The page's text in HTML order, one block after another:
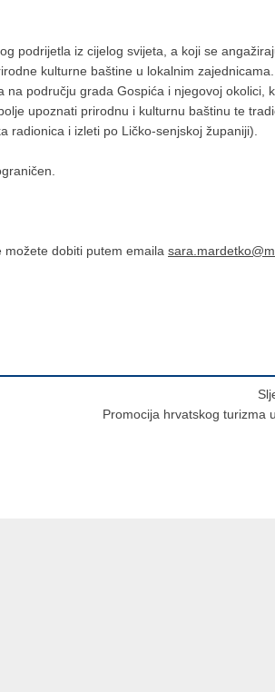
podrijetla iz cijelog svijeta, a koji se
kulturne baštine u lokalnim
području grada Gospića i njegovoj okolici,
upoznati prirodnu i kulturnu baštinu te
radionica i izleti po Ličko-senjskoj županiji).
možete dobiti putem emaila
Promocija hrvatskog turizma